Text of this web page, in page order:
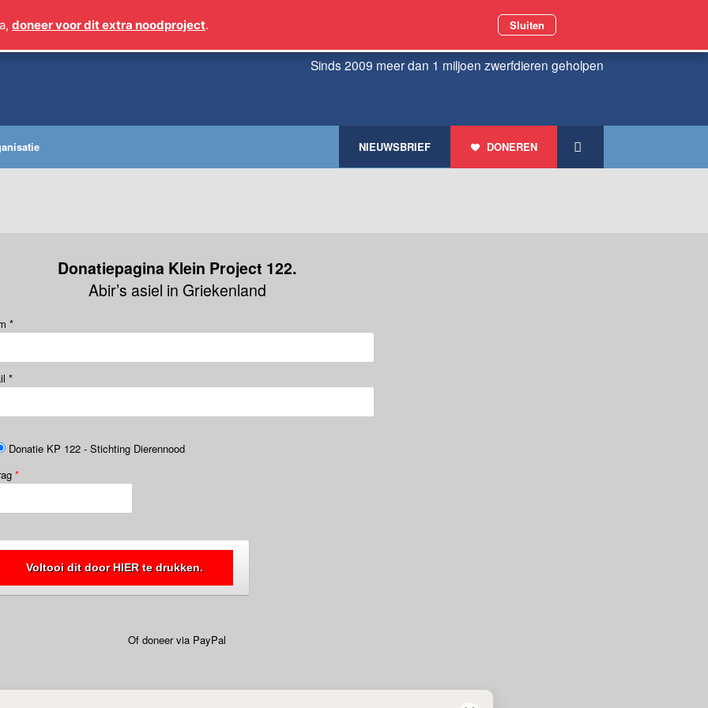
Sinds 2009 meer dan 1 miljoen zwerfdieren geholpen
DONEREN
NIEUWSBRIEF
Donatiepagina Klein Project 122.
Abir’s asiel in Griekenland
*
*
Donatie KP 122 - Stichting Dierennood
*
Voltooi dit door HIER te drukken.
Of doneer via PayPal
doneer voor dit extra noodproject. Sluiten